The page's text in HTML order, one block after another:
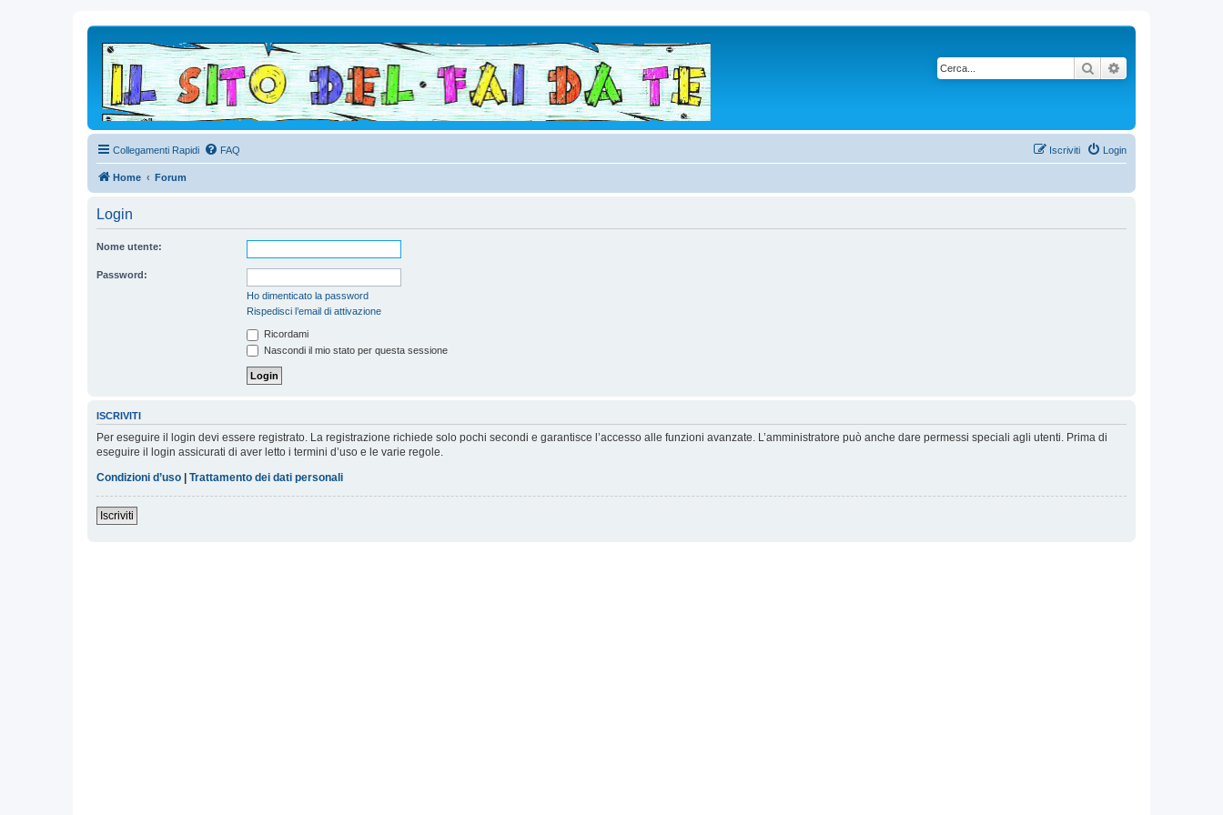
Cerca
Collegamenti Rapidi FAQ Login
Iscriviti
Home Forum
Login
Nome utente:
Password:
Ho dimenticato la password
Rispedisci l’email di attivazione
Ricordami
Nascondi il mio stato per questa sessione
ISCRIVITI
Per eseguire il login devi essere registrato. La registrazione richiede solo pochi secondi e garantisce l’accesso alle funzioni avanzate. L’amministratore può anche dare permessi speciali agli utenti. Prima di
eseguire il login assicurati di aver letto i termini d’uso e le varie regole.
Condizioni d’uso | Trattamento dei dati personali
Iscriviti